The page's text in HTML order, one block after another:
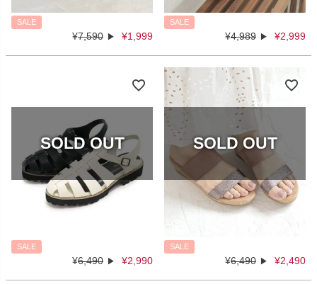
SALE
¥7,590 ¥1,999
SALE
¥4,989 ¥2,999
SALE
¥6,490 ¥2,990
SALE
¥6,490 ¥2,490